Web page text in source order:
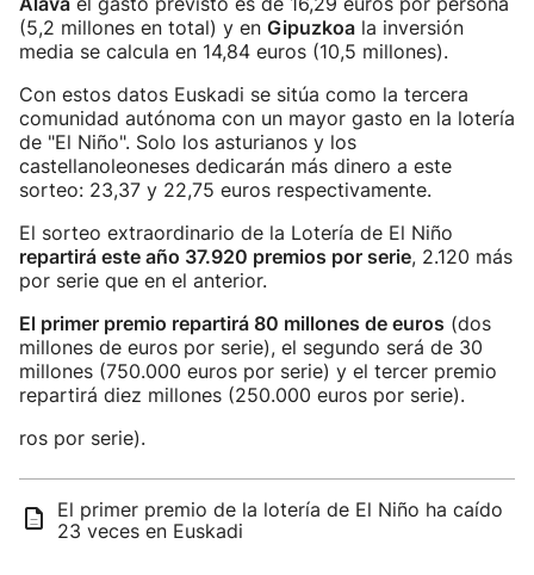
(5,2 millones en total) y en Gipuzkoa la inversión
media se calcula en 14,84 euros (10,5 millones).
Con estos datos Euskadi se sitúa como la tercera
comunidad autónoma con un mayor gasto en la lotería
de "El Niño". Solo los asturianos y los
castellanoleoneses dedicarán más dinero a este
sorteo: 23,37 y 22,75 euros respectivamente.
El sorteo extraordinario de la Lotería de El Niño
repartirá este año 37.920 premios por serie, 2.120 más
por serie que en el anterior.
El primer premio repartirá 80 millones de euros (dos
millones de euros por serie), el segundo será de 30
millones (750.000 euros por serie) y el tercer premio
repartirá diez millones (250.000 euros por serie).
ros por serie).
El primer premio de la lotería de El Niño ha caído
23 veces en Euskadi